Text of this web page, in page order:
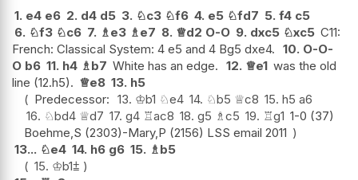
1. e4 e6 2. d4 d5 3. ♘c3 ♘f6 4. e5 ♘fd7 5. f4 c5
6. ♘f3 ♘c6 7. ♗e3 ♗e7 8. ♕d2 O-O 9. dxc5 ♘xc5 C11:
French: Classical System: 4 e5 and 4 Bg5 dxe4. 10. O-O-
O b6 11. h4 ♗b7 White has an edge. 12. ♕e1 was the old
line (12.h5). ♕e8 13. h5
Predecessor: 13. ♔b1 ♘e4 14. ♘b5 ♕c8 15. h5 a6
16. ♘bd4 ♕d7 17. g4 ♖ac8 18. g5 ♗c5 19. ♖g1 1-0 (37)
Boehme,S (2303)-Mary,P (2156) LSS email 2011
13... ♘e4 14. h6 g6 15. ♗b5
15. ♔b1⩲